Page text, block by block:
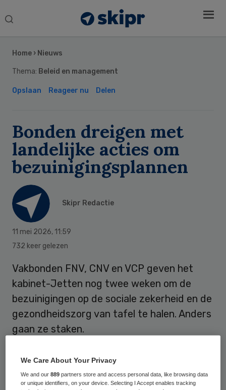
Search
Home › Nieuws
Thema: Beleid en management
Opslaan Reageer nu Delen
Bonden dreigen met
landelijke acties om
bezuinigingsplannen
Skipr Redactie
11 mei 2026, 11:59
732 keer gelezen
Vakbonden FNV, CNV en VCP geven het
kabinet-Jetten nog twee weken om de
bezuinigingen op de sociale zekerheid en de
gezondheidszorg van tafel te halen. Anders
gaan ze staken.
“Mocht het kabinet ons niet
tegemoetkomen, dan volgen vanaf 30 mei
Sidebar
We Care About Your Privacy
We and our889 partners store and access personal data, like browsing data
or unique identifiers, on your device. Selecting I Accept enables tracking